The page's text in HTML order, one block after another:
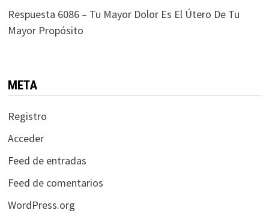
Respuesta 6086 – Tu Mayor Dolor Es El Útero De Tu
Mayor Propósito
META
Registro
Acceder
Feed de entradas
Feed de comentarios
WordPress.org